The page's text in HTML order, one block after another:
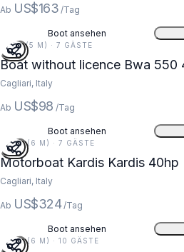
Ab US$163 /Tag
Boot ansehen
18 FT (5 M) · 7 GÄSTE
Boat without licence
Cagliari, Italy
Ab US$98 /Tag
Boot ansehen
20 FT (6 M) · 7 GÄSTE
Motorboat Kardis Kardis 40hp
Cagliari, Italy
Ab US$324 /Tag
Boot ansehen
20 FT (6 M) · 10 GÄSTE